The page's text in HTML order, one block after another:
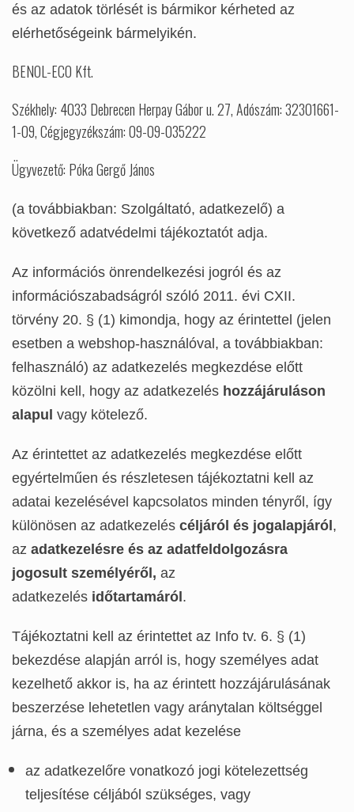
és az adatok törlését is bármikor kérheted az
elérhetőségeink bármelyikén.
BENOL-ECO Kft.
Székhely: 4033 Debrecen Herpay Gábor u. 27, Adószám: 32301661-
1-09, Cégjegyzékszám: 09-09-035222
Ügyvezető: Póka Gergő János
(a továbbiakban: Szolgáltató, adatkezelő) a
következő adatvédelmi tájékoztatót adja.
Az információs önrendelkezési jogról és az
információszabadságról szóló 2011. évi CXII.
törvény 20. § (1) kimondja, hogy az érintettel (jelen
esetben a webshop-használóval, a továbbiakban:
felhasználó) az adatkezelés megkezdése előtt
közölni kell, hogy az adatkezelés hozzájáruláson
alapul vagy kötelező.
Az érintettet az adatkezelés megkezdése előtt
egyértelműen és részletesen tájékoztatni kell az
adatai kezelésével kapcsolatos minden tényről, így
különösen az adatkezelés céljáról és jogalapjáról ,
az adatkezelésre és az adatfeldolgozásra
jogosult személyéről, az
adatkezelés időtartamáról .
Tájékoztatni kell az érintettet az Info tv. 6. § (1)
bekezdése alapján arról is, hogy személyes adat
kezelhető akkor is, ha az érintett hozzájárulásának
beszerzése lehetetlen vagy aránytalan költséggel
járna, és a személyes adat kezelése
az adatkezelőre vonatkozó jogi kötelezettség
teljesítése céljából szükséges, vagy